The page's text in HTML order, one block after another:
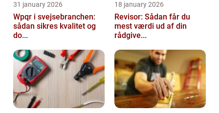
31 january 2026
Wpqr i svejsebranchen:
sådan sikres kvalitet og
do...
18 january 2026
Revisor: Sådan får du
mest værdi ud af din
rådgive...